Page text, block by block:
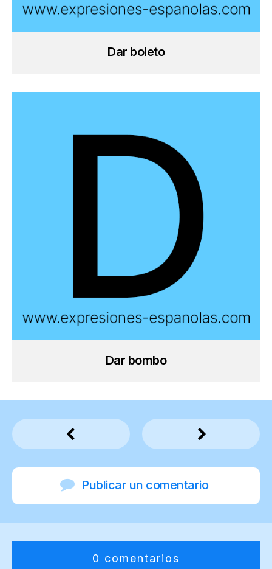
Dar boleto
Dar bombo
Publicar un comentario
0 comentarios